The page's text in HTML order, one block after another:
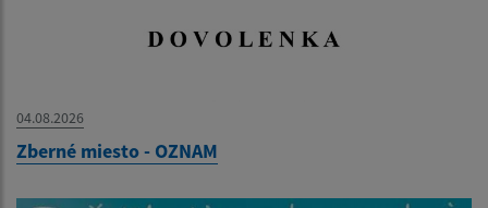
04.08.2026
Zberné miesto - OZNAM